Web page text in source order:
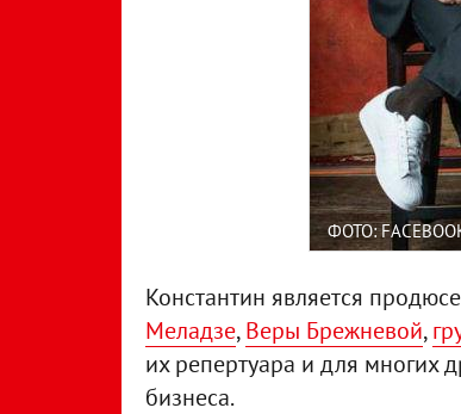
ФОТО:
Константин является
Меладзе,Веры Брежневой,
их репертуара и для многих
бизнеса.